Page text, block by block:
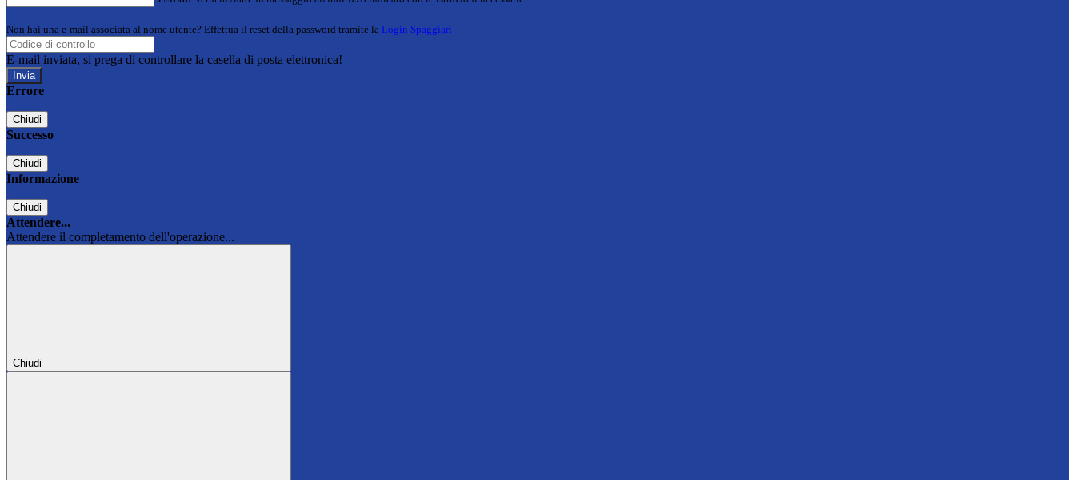
Non hai una e-mail associata al nome utente? Effettua il reset della password tramite la Login Spaggiari
E-mail inviata, si prega di controllare la casella di posta elettronica!
Errore
Chiudi
Successo
Chiudi
Informazione
Chiudi
Attendere...
Attendere il completamento dell'operazione...
Chiudi